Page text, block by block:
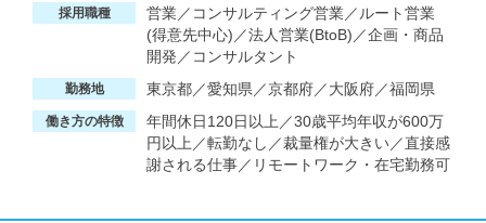
採用職種
営業／コンサルティング営業／ルート営業
(得意先中心)／法人営業(BtoB)／企画・商品
開発／コンサルタント
勤務地 東京都／愛知県／京都府／大阪府／福岡県
働き方の特徴
年間休日120日以上／30歳平均年収が600万
円以上／転勤なし／裁量権が大きい／直接感
謝される仕事／リモートワーク・在宅勤務可